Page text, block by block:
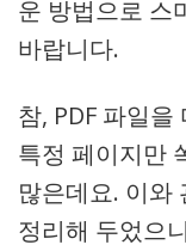
운 방법으로 스
바랍니다.
참, PDF 파일
특정 페이지만
많은데요. 이와
정리해 두었으